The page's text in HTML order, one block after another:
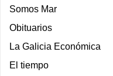
Somos Mar
Obituarios
La Galicia Económica
El tiempo